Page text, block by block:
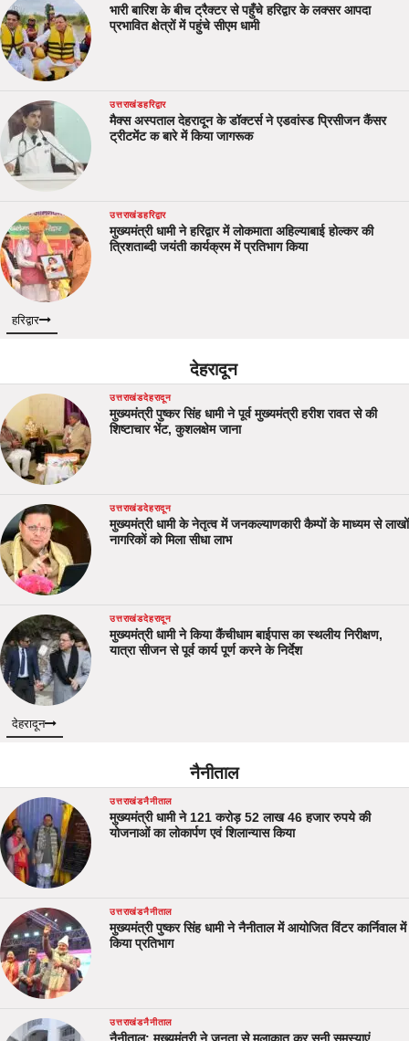
भारी बारिश के बीच ट्रैक्टर से पहुँचे हरिद्वार के लक्सर आपदा
प्रभावित क्षेत्रों में पहुंचे सीएम धामी
उत्तराखंडहरिद्वार
मैक्स अस्पताल देहरादून के डॉक्टर्स ने एडवांस्ड प्रिसीजन कैंसर
ट्रीटमेंट क बारे में किया जागरूक
उत्तराखंडहरिद्वार
मुख्यमंत्री धामी ने हरिद्वार में लोकमाता अहिल्याबाई होल्कर की
त्रिशताब्दी जयंती कार्यक्रम में प्रतिभाग किया
हरिद्वार
देहरादून
उत्तराखंडदेहरादून
मुख्यमंत्री पुष्कर सिंह धामी ने पूर्व मुख्यमंत्री हरीश रावत से की
शिष्टाचार भेंट, कुशलक्षेम जाना
उत्तराखंडदेहरादून
मुख्यमंत्री धामी के नेतृत्व में जनकल्याणकारी कैम्पों के माध्यम से लाखों
नागरिकों को मिला सीधा लाभ
उत्तराखंडदेहरादून
मुख्यमंत्री धामी ने किया कैंचीधाम बाईपास का स्थलीय निरीक्षण,
यात्रा सीजन से पूर्व कार्य पूर्ण करने के निर्देश
देहरादून
नैनीताल
उत्तराखंडनैनीताल
मुख्यमंत्री धामी ने 121 करोड़ 52 लाख 46 हजार रुपये की
योजनाओं का लोकार्पण एवं शिलान्यास किया
उत्तराखंडनैनीताल
मुख्यमंत्री पुष्कर सिंह धामी ने नैनीताल में आयोजित विंटर कार्निवाल में
किया प्रतिभाग
उत्तराखंडनैनीताल